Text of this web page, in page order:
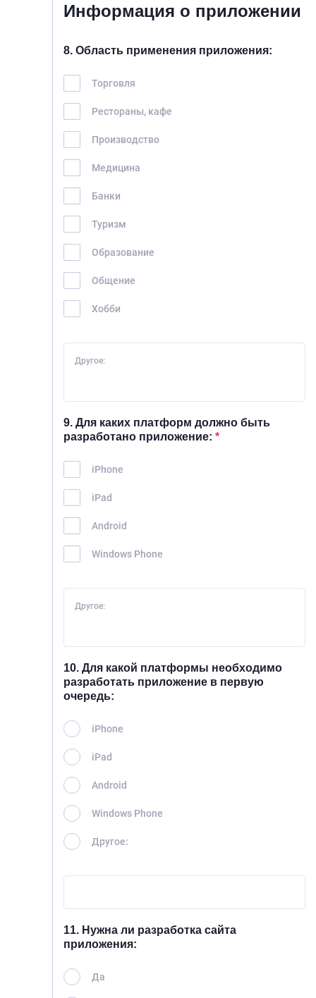
Информация о приложении
8. Область применения приложения:
Торговля
Рестораны, кафе
Производство
Медицина
Банки
Туризм
Образование
Общение
Хобби
Другое:
9. Для каких платформ должно быть
разработано приложение: *
iPhone
iPad
Android
Windows Phone
Другое:
10. Для какой платформы необходимо
разработать приложение в первую
очередь:
iPhone
iPad
Android
Windows Phone
Другое:
11. Нужна ли разработка сайта
приложения:
Да